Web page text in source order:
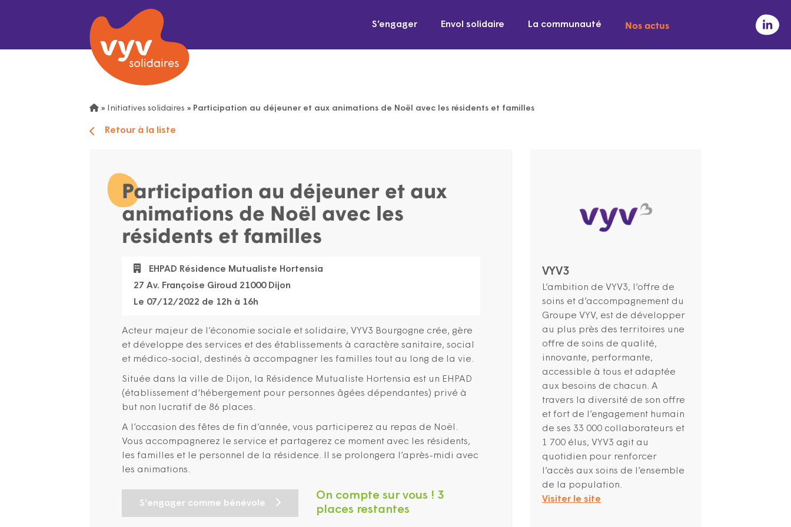
S’engager Envol solidaire La communauté Nos actus
» Initiatives solidaires » Participation au déjeuner et aux animations de Noël avec les résidents et familles
Retour à la liste
Participation au déjeuner et aux
animations de Noël avec les
résidents et familles
EHPAD Résidence Mutualiste Hortensia
27 Av. Françoise Giroud 21000 Dijon
Le 07/12/2022 de 12h à 16h
Acteur majeur de l’économie sociale et solidaire, VYV3 Bourgogne crée, gère
et développe des services et des établissements à caractère sanitaire, social
et médico-social, destinés à accompagner les familles tout au long de la vie.
Située dans la ville de Dijon, la Résidence Mutualiste Hortensia est un EHPAD
(établissement d‘hébergement pour personnes âgées dépendantes) privé à
but non lucratif de 86 places.
A l’occasion des fêtes de fin d’année, vous participerez au repas de Noël.
Vous accompagnerez le service et partagerez ce moment avec les résidents,
les familles et le personnel de la résidence. Il se prolongera l’après-midi avec
les animations.
S'engager comme bénévole
On compte sur vous ! 3
places restantes
VYV3
L’ambition de VYV3, l’offre de
soins et d’accompagnement du
Groupe VYV, est de développer
au plus près des territoires une
offre de soins de qualité,
innovante, performante,
accessible à tous et adaptée
aux besoins de chacun. A
travers la diversité de son offre
et fort de l’engagement humain
de ses 33 000 collaborateurs et
1 700 élus, VYV3 agit au
quotidien pour renforcer
l’accès aux soins de l’ensemble
de la population.
Visiter le site